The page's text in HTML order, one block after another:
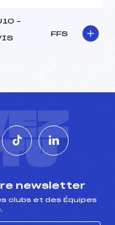
–
FFS
newsletter
clubs et des Équipes